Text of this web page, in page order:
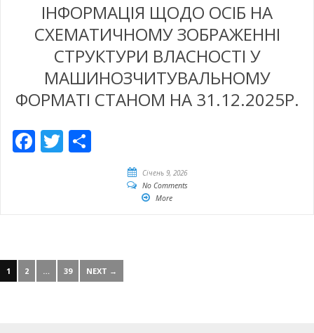
ІНФОРМАЦІЯ ЩОДО ОСІБ НА
СХЕМАТИЧНОМУ ЗОБРАЖЕННІ
СТРУКТУРИ ВЛАСНОСТІ У
МАШИНОЗЧИТУВАЛЬНОМУ
ФОРМАТІ СТАНОМ НА 31.12.2025Р.
Facebook
Twitter
Січень 9, 2026
No Comments
More
1 2 … 39 NEXT →